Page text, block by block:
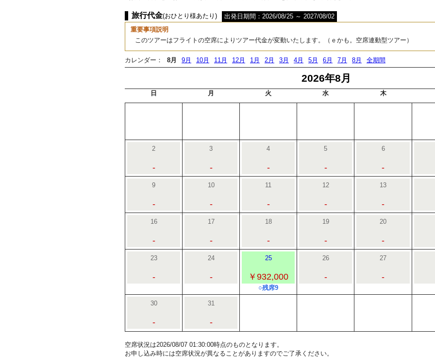
旅行代金(おひとり様あたり)
出発日期間：2026/08/25 ～ 2027/08/02
重要事項説明
このツアーはフライトの空席によりツアー代金が変動いたします。（ｅかも。空席連動型ツアー）
カレンダー： 8月 9月 10月 11月 12月 1月 2月 3月 4月 5月 6月 7月 8月 全期間
2026年8月
日 月 火 水 木
2
-
3
-
4
-
5
-
6
-
9
-
10
-
11
-
12
-
13
-
16
-
17
-
18
-
19
-
20
-
23
-
24
-
25
￥932,000
○残席9
26
-
27
-
30
-
31
-
空席状況は2026/08/07 01:30:00時点のものとなります。
お申し込み時には空席状況が異なることがありますのでご了承ください。